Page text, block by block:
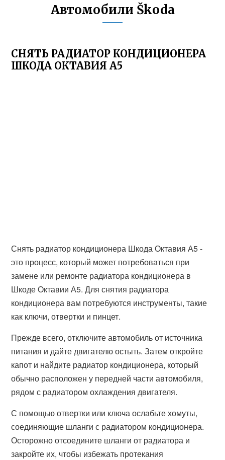
Автомобили Škoda
СНЯТЬ РАДИАТОР КОНДИЦИОНЕРА
ШКОДА ОКТАВИЯ А5
Снять радиатор кондиционера Шкода Октавия А5 -
это процесс, который может потребоваться при
замене или ремонте радиатора кондиционера в
Шкоде Октавии А5. Для снятия радиатора
кондиционера вам потребуются инструменты, такие
как ключи, отвертки и пинцет.
Прежде всего, отключите автомобиль от источника
питания и дайте двигателю остыть. Затем откройте
капот и найдите радиатор кондиционера, который
обычно расположен у передней части автомобиля,
рядом с радиатором охлаждения двигателя.
С помощью отвертки или ключа ослабьте хомуты,
соединяющие шланги с радиатором кондиционера.
Осторожно отсоедините шланги от радиатора и
закройте их, чтобы избежать протекания